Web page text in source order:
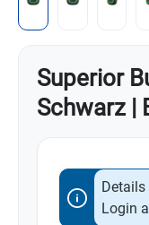
Superior
Schwarz |
Details
Login